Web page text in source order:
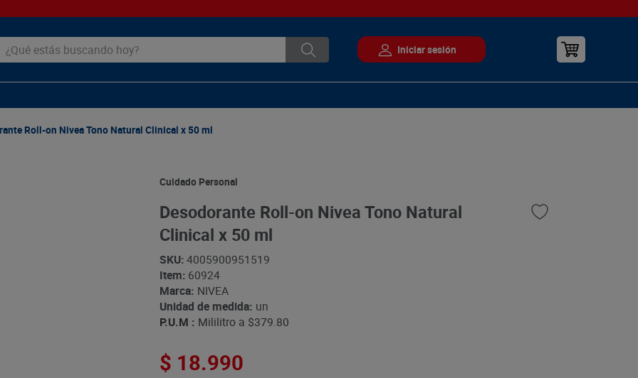
estás buscando hoy?
Roll-on Nivea Tono Natural Clinical x 50 ml
Cuidado Personal
Desodorante Roll-on Nivea Tono Natural
Clinical x 50 ml
SKU: 4005900951519
Item: 60924
Marca: NIVEA
Unidad de medida: un
P.U.M : Mililitro a $379.80
$ 18.990